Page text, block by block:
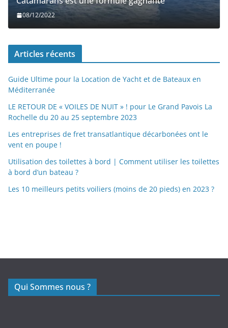
08/12/2022
Articles récents
Guide Ultime pour la Location de Yacht et de Bateaux en
Méditerranée
LE RETOUR DE « VOILES DE NUIT » ! pour Le Grand Pavois La
Rochelle du 20 au 25 septembre 2023
Les entreprises de fret transatlantique décarbonées ont le
vent en poupe !
Utilisation des toilettes à bord | Comment utiliser les toilettes
à bord d’un bateau ?
Les 10 meilleurs petits voiliers (moins de 20 pieds) en 2023 ?
Qui Sommes nous ?